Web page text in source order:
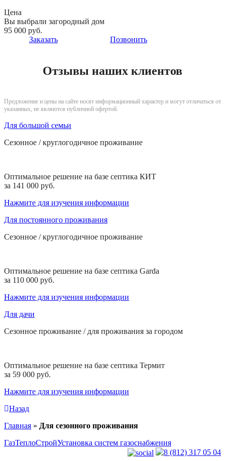
Цена
Вы выбрали загородный дом
95 000 руб.
Заказать
Позвонить
Отзывы наших клиентов
Предложение и цены на сайте носят информационный характер и могут отличаться от
указанных, не являются публичной офертой.
Для большой семьи
Сезонное / круглогодичное проживание
Оптимальное решение на базе септика КИТ
за 141 000 руб.
Нажмите для изучения информации
Для постоянного проживания
Сезонное / круглогодичное проживание
Оптимальное решение на базе септика Garda
за 110 000 руб.
Нажмите для изучения информации
Для дачи
Сезонное проживание / для проживания за городом
Оптимальное решение на базе септика Термит
за 59 000 руб.
Нажмите для изучения информации
Назад
Главная » Для сезонного проживания
ГазТеплоСтройУстановка систем газоснабжения
8 (812) 317 05 04